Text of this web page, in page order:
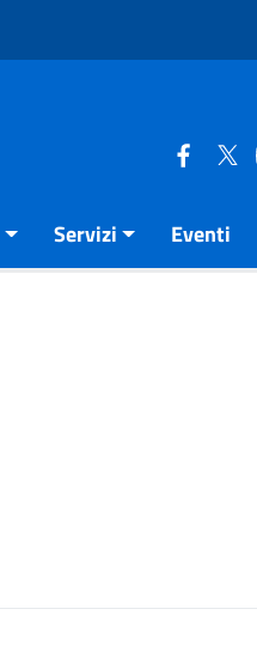
Servizi Eventi